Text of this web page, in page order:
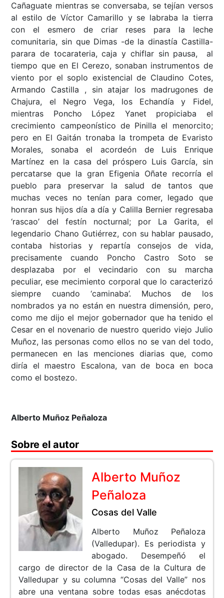
Cañaguate mientras se conversaba, se tejían versos
al estilo de Víctor Camarillo y se labraba la tierra
con el esmero de criar reses para la leche
comunitaria, sin que Dimas -de la dinastía Castilla-
parara de tocarateria, caja y chiflar sin pausa, al
tiempo que en El Cerezo, sonaban instrumentos de
viento por el soplo existencial de Claudino Cotes,
Armando Castilla , sin atajar los madrugones de
Chajura, el Negro Vega, los Echandía y Fidel,
mientras Poncho López Yanet propiciaba el
crecimiento campeonístico de Pinilla el menorcito;
pero en El Gaitán tronaba la trompeta de Evaristo
Morales, sonaba el acordeón de Luis Enrique
Martínez en la casa del próspero Luis García, sin
percatarse que la gran Efigenia Oñate recorría el
pueblo para preservar la salud de tantos que
muchas veces no tenían para comer, legado que
honran sus hijos día a día y Calilla Bernier regresaba
‘rascao’ del festín nocturnal; por La Garita, el
legendario Chano Gutiérrez, con su hablar pausado,
contaba historias y repartía consejos de vida,
precisamente cuando Poncho Castro Soto se
desplazaba por el vecindario con su marcha
peculiar, ese mecimiento corporal que lo caracterizó
siempre cuando ‘caminaba’. Muchos de los
nombrados ya no están en nuestra dimensión, pero,
como me dijo el mejor gobernador que ha tenido el
Cesar en el novenario de nuestro querido viejo Julio
Muñoz, las personas como ellos no se van del todo,
permanecen en las menciones diarias que, como
diría el maestro Escalona, van de boca en boca
como el bostezo.
Alberto Muñoz Peñaloza
Sobre el autor
Alberto Muñoz
Peñaloza
Cosas del Valle
Alberto Muñoz Peñaloza
(Valledupar). Es periodista y
abogado. Desempeñó el
cargo de director de la Casa de la Cultura de
Valledupar y su columna “Cosas del Valle” nos
abre una ventana sobre todas esas anécdotas